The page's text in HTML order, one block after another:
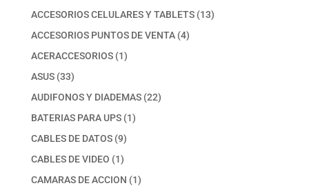
productos
ACCESORIOS CELULARES Y TABLETS 1313
ACCESORIOS PUNTOS DE VENTA 44
ACERACCESORIOS 11
ASUS 3333
productos
AUDIFONOS Y DIADEMAS 2222
BATERIAS PARA UPS 11
CABLES DE DATOS 99
productos
CABLES DE VIDEO 11
producto
CAMARAS DE ACCION 11